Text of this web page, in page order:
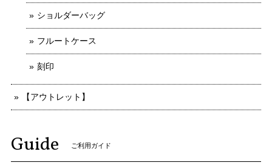
ショルダーバッグ
フルートケース
刻印
【アウトレット】
Guide ご利用ガイド